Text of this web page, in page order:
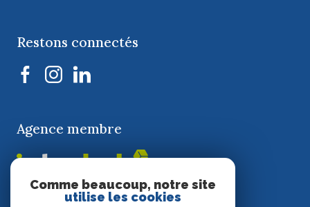
Restons connectés
Agence membre
Comme beaucoup, notre site
utilise les cookies